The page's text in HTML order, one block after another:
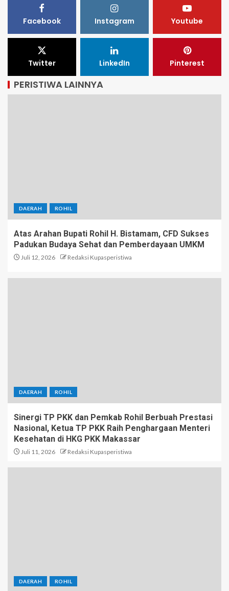
Facebook Instagram Youtube
Twitter LinkedIn Pinterest
PERISTIWA LAINNYA
DAERAH ROHIL
Atas Arahan Bupati Rohil H. Bistamam, CFD Sukses
Padukan Budaya Sehat dan Pemberdayaan UMKM
Juli 12, 2026 Redaksi Kupasperistiwa
DAERAH ROHIL
Sinergi TP PKK dan Pemkab Rohil Berbuah Prestasi
Nasional, Ketua TP PKK Raih Penghargaan Menteri
Kesehatan di HKG PKK Makassar
Juli 11, 2026 Redaksi Kupasperistiwa
DAERAH ROHIL